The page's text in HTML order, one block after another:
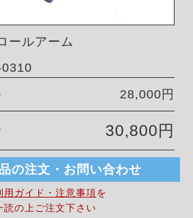
ールアーム
28,000円
30,800円
の注文・お問い合わせ
用ガイド・注意事項を
読の上ご注文下さい